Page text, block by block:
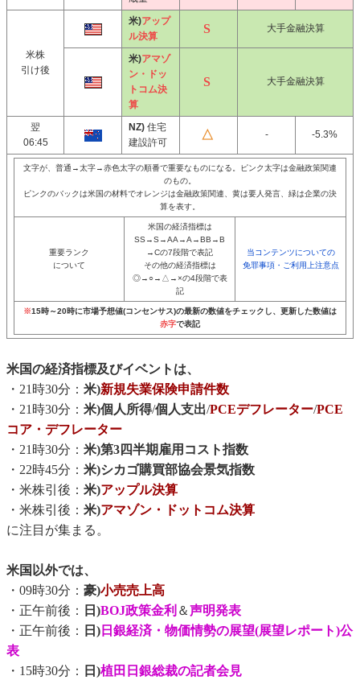
米株
引け後
米)アップ
ル決算
大手金融決算
米)アマゾ
ン・ドッ
トコム決
算
大手金融決算
翌
06:45
NZ) 住宅
建設許可
- -5.3%
文字が、普通→太字→赤色太字の順番で重要なものになる。ピンク太字は金融政策関連
のもの。
ピンクのバックは米国の材料でオレンジは金融政策関連、黄は要人発言、緑は企業の決
算を表す。
重要ランク
について
米国の経済指標は
SS→S→AA→A→BB→B
→Cの7段階で表記
その他の経済指標は
◎→○→△→×の4段階で表
記
当コンテンツについての
免罪事項・ご利用上注意点
※15時～20時に市場予想値(コンセンサス)の最新の数値をチェックし、更新した数値は
赤字で表記
米国の経済指標及びイベントは、
・21時30分： 米)新規失業保険申請件数
・21時30分： 米)個人所得/個人支出/PCEデフレーター/PCE
コア・デフレーター
・21時30分： 米)第3四半期雇用コスト指数
・22時45分： 米)シカゴ購買部協会景気指数
・米株引後： 米)アップル決算
・米株引後： 米)アマゾン・ドットコム決算
に注目が集まる。
米国以外では、
・09時30分： 豪)小売売上高
・正午前後：
日)BOJ政策金利 ＆声明発表
・正午前後：
日) 日銀経済・物価情勢の展望(展望レポート)公
表
・15時30分：
日)植田日銀総裁の記者会見